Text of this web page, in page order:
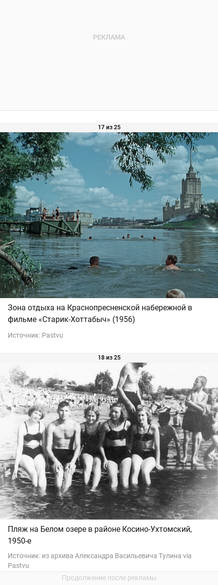
17 из 25
Зона отдыха на Краснопресненской набережной в
фильме «Старик-Хоттабыч» (1956)
Источник: Pastvu
18 из 25
Пляж на Белом озере в районе Косино-Ухтомский,
1950-е
Источник: из архива Александра Васильевича Тулина via
Pastvu